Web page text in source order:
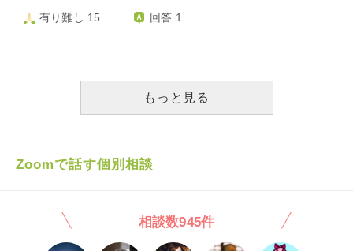
レームを言う方 そこのお寺さんは書き置きの物しか渡せな
いお寺さんでした。受け取られる前に、お坊さんがせつめい
ね…と言っていました。 御朱印帳に直に書け！と怒り出す
ないので、説明してくださいと言うお参りの方 お願いごと
をする時にお守りが良いのか、絵馬が良いのかというお話で
で書いても良いのでしょうか？というお話でした… 又、友
人にお守りをお渡ししても良いですか？という質問もされて
有り難し 15 回答 1
もっと見る
Zoomで話す個別相談
相談数945件